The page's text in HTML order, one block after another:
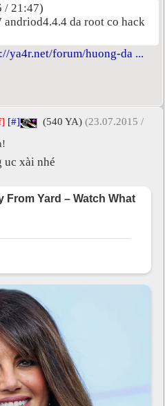
/ 21:47)
andriod4.4.4 da root co hack
ya4r.net/forum/huong-da ...
[#] (540 YA) (23.07.2015 /
uc xài nhé